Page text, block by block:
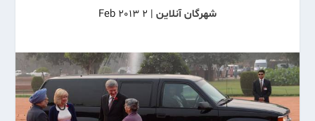
شهرگان آنلاین |
2 Feb 2013